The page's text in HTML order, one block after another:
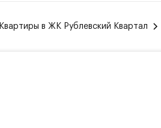
Квартиры в ЖК Рублевский Квартал